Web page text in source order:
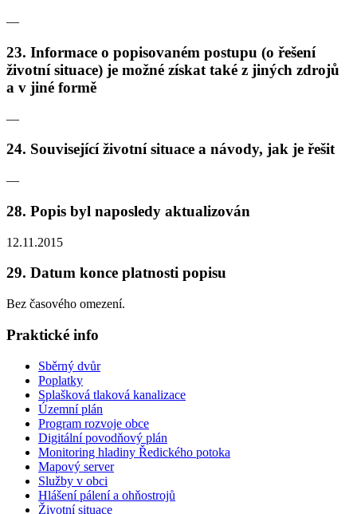
—
23. Informace o popisovaném postupu (o řešení
životní situace) je možné získat také z jiných zdrojů
a v jiné formě
—
24. Související životní situace a návody, jak je řešit
—
28. Popis byl naposledy aktualizován
12.11.2015
29. Datum konce platnosti popisu
Bez časového omezení.
Praktické info
Sběrný dvůr
Poplatky
Splašková tlaková kanalizace
Územní plán
Program rozvoje obce
Digitální povodňový plán
Monitoring hladiny Ředického potoka
Mapový server
Služby v obci
Hlášení pálení a ohňostrojů
Životní situace